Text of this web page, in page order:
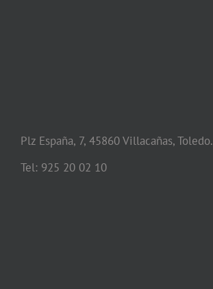
Plz España, 7, 45860 Villacañas, Toledo.
Tel: 925 20 02 10